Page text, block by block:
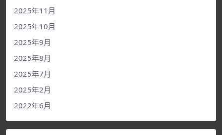
2025年11月
2025年10月
2025年9月
2025年8月
2025年7月
2025年2月
2022年6月